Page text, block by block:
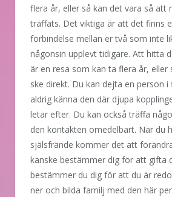
flera år, eller så kan det vara så att
träffats. Det viktiga är att det finns
förbindelse mellan er två som inte
någonsin upplevt tidigare. Att hitta
är en resa som kan ta flera år, eller
ske direkt. Du kan dejta en person i
aldrig känna den där djupa
letar efter. Du kan också träffa
den kontakten omedelbart. När du
själsfrände kommer det att
kanske bestämmer dig för att gifta
bestämmer du dig för att du är
ner och bilda familj med den här